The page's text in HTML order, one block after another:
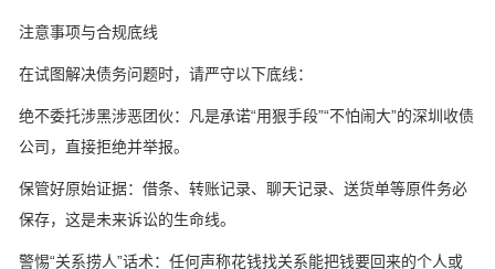
注意事项与合规底线
在试图解决债务问题时，请严守以下底线：
绝不委托涉黑涉恶团伙：凡是承诺“用狠手段”“不怕闹大”的深圳收债
公司，直接拒绝并举报。
保管好原始证据：借条、转账记录、聊天记录、送货单等原件务必
保存，这是未来诉讼的生命线。
警惕“关系捞人”话术：任何声称花钱找关系能把钱要回来的个人或